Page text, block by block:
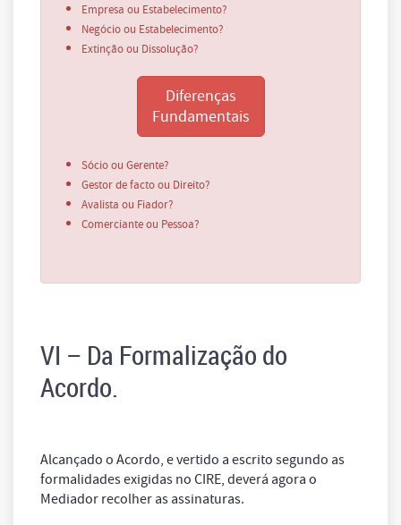
Empresa ou Estabelecimento?
Negócio ou Estabelecimento?
Extinção ou Dissolução?
Diferenças
Fundamentais
Sócio ou Gerente?
Gestor de facto ou Direito?
Avalista ou Fiador?
Comerciante ou Pessoa?
VI – Da Formalização do
Acordo.
Alcançado o Acordo, e vertido a escrito segundo as
formalidades exigidas no CIRE, deverá agora o
Mediador recolher as assinaturas.